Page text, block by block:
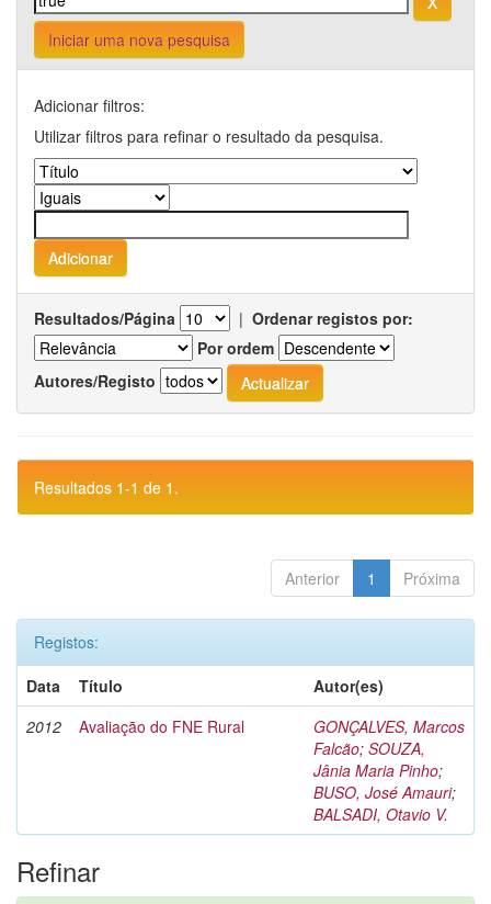
Iniciar uma nova pesquisa
Adicionar filtros:
Utilizar filtros para refinar o resultado da pesquisa.
Resultados/Página | Ordenar registos por:
Por ordem
Autores/Registo
Resultados 1-1 de 1.
Anterior 1 Próxima
Registos:
Data
Título
Autor(es)
2012
Avaliação do FNE Rural
GONÇALVES, Marcos
Falcão; SOUZA,
Jânia Maria Pinho;
BUSO, José Amauri;
BALSADI, Otavio V.
Refinar